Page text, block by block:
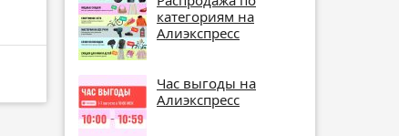
категориям на
Алиэкспресс
Час выгоды на
Алиэкспресс